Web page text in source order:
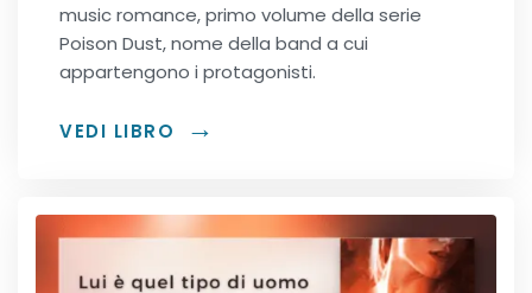
music romance, primo volume della serie
Poison Dust, nome della band a cui
appartengono i protagonisti.
VEDI LIBRO